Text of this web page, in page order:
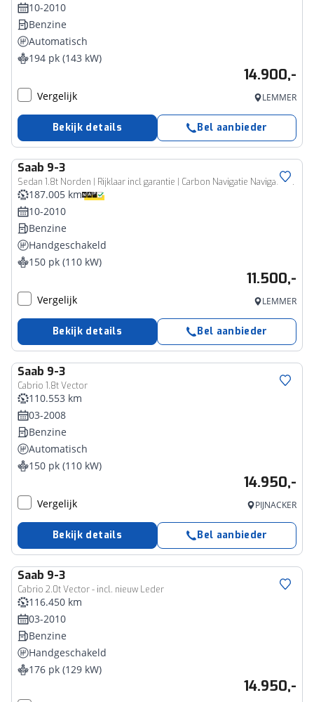
10-2010
Benzine
Automatisch
194 pk (143 kW)
14.900,-
Vergelijk LEMMER
Bekijk details Bel aanbieder
Saab 9-3
Sedan 1.8t Norden | Rijklaar incl garantie | Carbon Navigatie Navigatie Hirsch 195 pk
187.005 km
10-2010
Benzine
Handgeschakeld
150 pk (110 kW)
11.500,-
Vergelijk LEMMER
Bekijk details Bel aanbieder
Saab 9-3
Cabrio 1.8t Vector
110.553 km
03-2008
Benzine
Automatisch
150 pk (110 kW)
14.950,-
Vergelijk PIJNACKER
Bekijk details Bel aanbieder
Saab 9-3
Cabrio 2.0t Vector - incl. nieuw Leder
116.450 km
03-2010
Benzine
Handgeschakeld
176 pk (129 kW)
14.950,-